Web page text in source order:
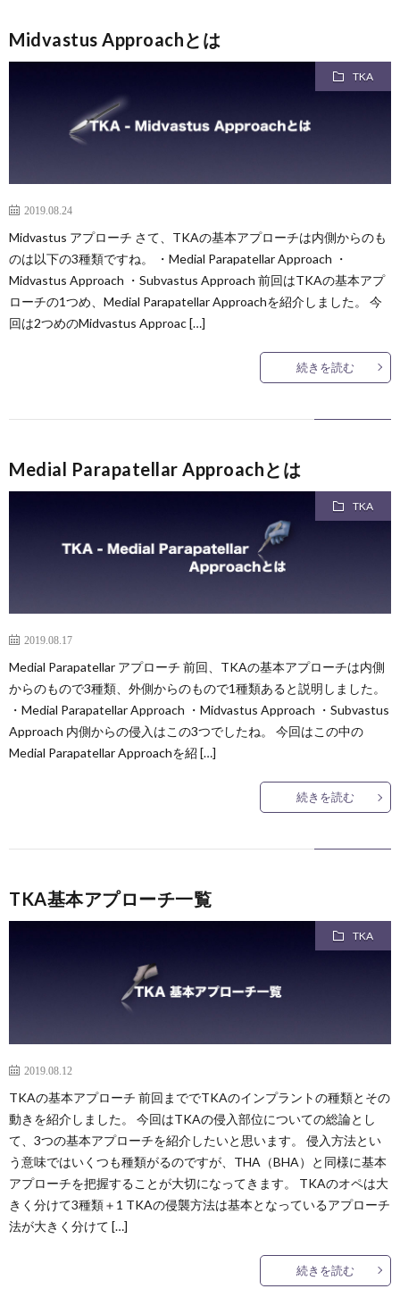
い
つ
記
一
覧
Midvastus Approachとは
TKA
2019.08.24
Midvastus アプローチ さて、TKAの基本アプローチは内側からのも
のは以下の3種類ですね。 ・Medial Parapatellar Approach ・
Midvastus Approach ・Subvastus Approach 前回はTKAの基本アプ
ローチの1つめ、Medial Parapatellar Approachを紹介しました。 今
回は2つめのMidvastus Approac […]
続きを読む
Medial Parapatellar Approachとは
TKA
2019.08.17
Medial Parapatellar アプローチ 前回、TKAの基本アプローチは内側
からのもので3種類、外側からのもので1種類あると説明しました。
・Medial Parapatellar Approach ・Midvastus Approach ・Subvastus
Approach 内側からの侵入はこの3つでしたね。 今回はこの中の
Medial Parapatellar Approachを紹 […]
続きを読む
TKA基本アプローチ一覧
TKA
2019.08.12
TKAの基本アプローチ 前回まででTKAのインプラントの種類とその
動きを紹介しました。 今回はTKAの侵入部位についての総論とし
て、3つの基本アプローチを紹介したいと思います。 侵入方法とい
う意味ではいくつも種類がるのですが、THA（BHA）と同様に基本
アプローチを把握することが大切になってきます。 TKAのオペは大
きく分けて3種類＋1 TKAの侵襲方法は基本となっているアプローチ
法が大きく分けて […]
続きを読む